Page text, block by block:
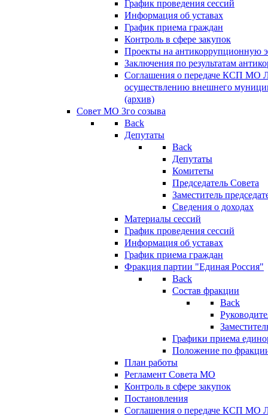
График проведения сессий
Информация об уставах
График приема граждан
Контроль в сфере закупок
Проекты на антикоррупционную
Заключения по результатам
Соглашения о передаче КСП МО
осуществлению внешнего
(архив)
Совет МО 3го созыва
Back
Депутаты
Back
Депутаты
Комитеты
Председатель Совета
Заместитель
Сведения о доходах
Материалы сессий
График проведения сессий
Информация об уставах
График приема граждан
Фракция партии "Единая Россия"
Back
Состав фракции
Back
Графики приема
Положение по
План работы
Регламент Совета МО
Контроль в сфере закупок
Постановления
Соглашения о передаче КСП МО